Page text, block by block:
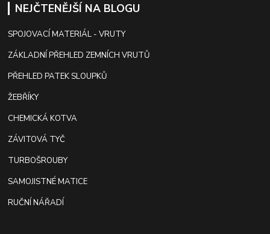
NEJČTENĚJŠÍ NA BLOGU
SPOJOVACÍ MATERIÁL - VRUTY
ZÁKLADNÍ PŘEHLED ZEMNÍCH VRUTŮ
PŘEHLED PATEK SLOUPKŮ
ŽEBŘÍKY
CHEMICKÁ KOTVA
ZÁVITOVÁ TYČ
TURBOŠROUBY
SAMOJISTNÉ MATICE
RUČNÍ NÁŘADÍ